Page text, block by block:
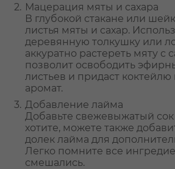
Мацерация мяты и сахара
В глубокой стакане или
листья мяты и сахар.
деревянную толкушку или
аккуратно растереть мяту с
позволит освободить
листьев и придаст
аромат.
Добавление лайма
Добавьте свежевыжатый
хотите, можете также
долек лайма для
Легко помните все
смешались.